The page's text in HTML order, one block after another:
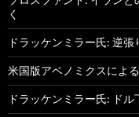
く
ドラッケンミラー氏: 逆
米国版アベノミクスによ
ドラッケンミラー氏: ド